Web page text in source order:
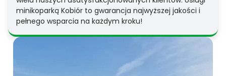
minikoparką Kobiór to gwarancja najwyższej jakości i
pełnego wsparcia na każdym kroku!